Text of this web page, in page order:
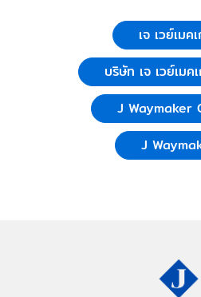
เจ เวย์เมค
บริษัท เจ เวย์เมค
J Waymaker
J